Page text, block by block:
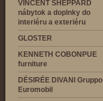
VINCENT SHEPPARD
nábytok a doplnky do
interiéru a exteriéru
GLOSTER
KENNETH COBONPUE
furniture
DÉSIRÉE DIVANI Gruppo
Euromobil